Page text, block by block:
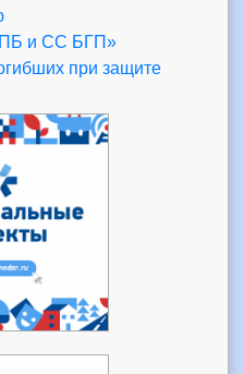
ПБ и СС БГП»
при защите